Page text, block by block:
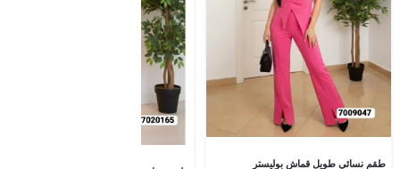
طقم نسائي طويل قماش بوليستر